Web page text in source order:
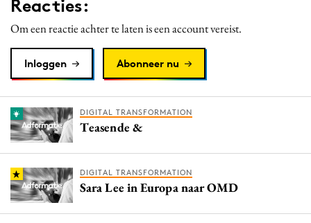
PR
Purpose Marketing
Reputatie & crisis
Reacties:
Om een reactie achter te laten is een account vereist.
Inloggen Abonneer nu
DIGITAL TRANSFORMATION
Teasende &
DIGITAL TRANSFORMATION
Sara Lee in Europa naar OMD